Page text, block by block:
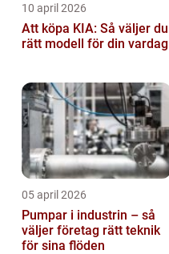
10 april 2026
Att köpa KIA: Så väljer du
rätt modell för din vardag
05 april 2026
Pumpar i industrin – så
väljer företag rätt teknik
för sina flöden